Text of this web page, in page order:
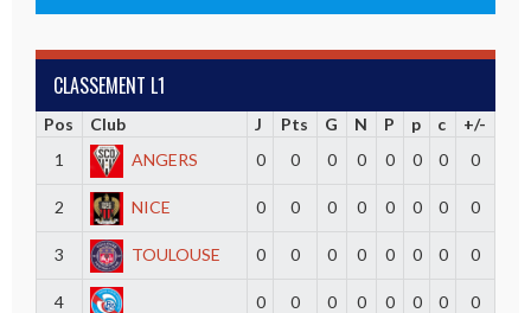
CLASSEMENT L1
Pos Club J Pts G N P p c
+/-
1
ANGERS 0 0 0 0 0 0 0 0
2 NICE 0 0 0 0 0 0 0 0
3 TOULOUSE 0 0 0 0 0 0 0 0
4
0 0 0 0 0 0 0 0